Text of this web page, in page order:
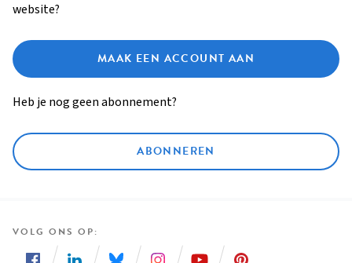
website?
MAAK EEN ACCOUNT AAN
Heb je nog geen abonnement?
ABONNEREN
VOLG ONS OP